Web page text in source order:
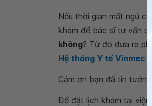
Nếu thời gian mất ngủ
khám để bác sĩ tư vấn
không? Từ đó đưa ra
Hệ thống Y tế Vinmec
Cảm ơn bạn đã tin tưởng
Để đặt lịch khám tại